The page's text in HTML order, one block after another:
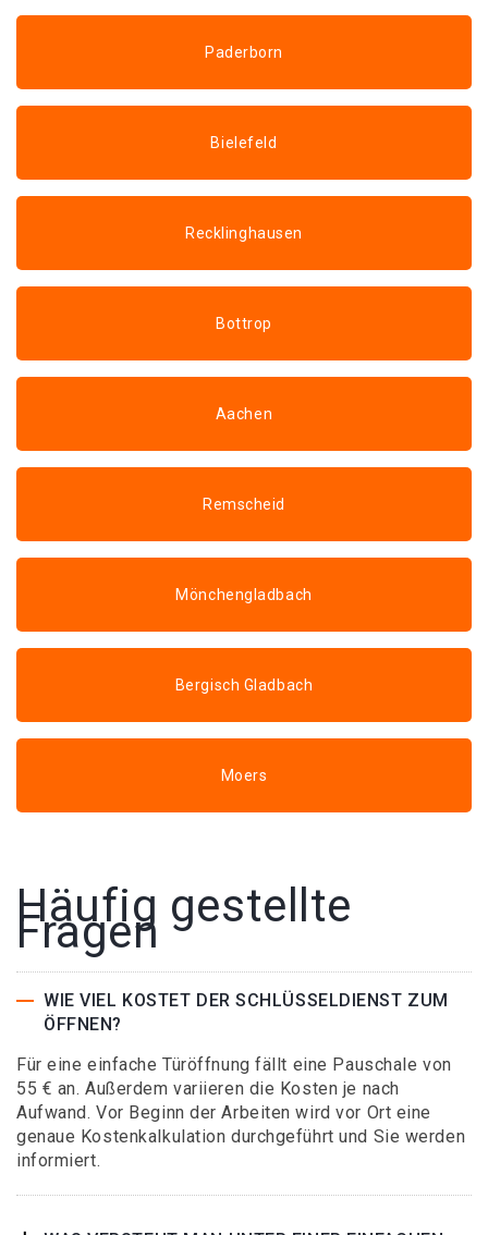
Paderborn
Bielefeld
Recklinghausen
Bottrop
Aachen
Remscheid
Mönchengladbach
Bergisch Gladbach
Moers
Häufig gestellte
Fragen
WIE VIEL KOSTET DER SCHLÜSSELDIENST ZUM
ÖFFNEN?
Für eine einfache Türöffnung fällt eine Pauschale von
55 € an. Außerdem variieren die Kosten je nach
Aufwand. Vor Beginn der Arbeiten wird vor Ort eine
genaue Kostenkalkulation durchgeführt und Sie werden
informiert.